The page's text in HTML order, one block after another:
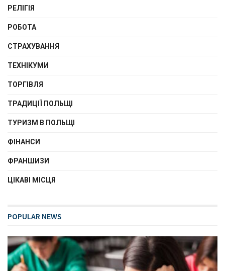
РЕЛІГІЯ
РОБОТА
СТРАХУВАННЯ
ТЕХНІКУМИ
ТОРГІВЛЯ
ТРАДИЦІЇ ПОЛЬЩІ
ТУРИЗМ В ПОЛЬЩІ
ФІНАНСИ
ФРАНШИЗИ
ЦІКАВІ МІСЦЯ
POPULAR NEWS